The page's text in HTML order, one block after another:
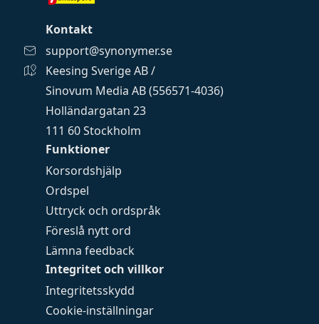
Funktioner
Korsordshjälp
Ordspel
Uttryck och ordspråk
Föreslå nytt ord
Lämna feedback
Integritet och villkor
Integritetsskydd
Cookie-inställningar
Kontakt
support@synonymer.se
Keesing Sverige AB /
Sinovum Media AB (556571-4036)
Holländargatan 23
111 60 Stockholm